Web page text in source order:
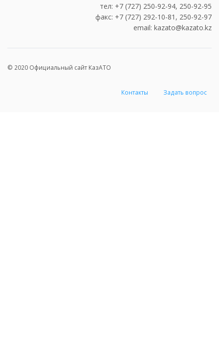
тел: +7 (727) 250-92-94, 250-92-95
факс: +7 (727) 292-10-81, 250-92-97
email: kazato@kazato.kz
© 2020 Официальный сайт КазАТО
Контакты Задать вопрос